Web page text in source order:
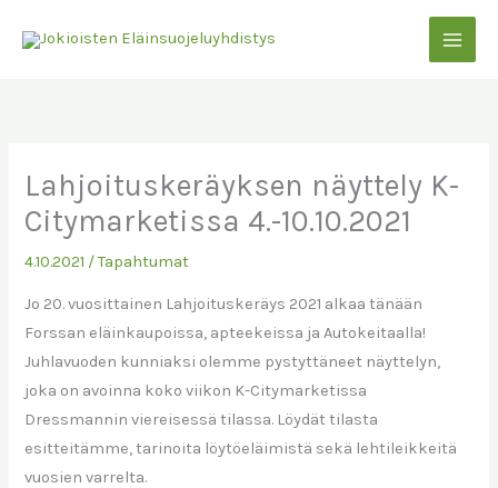
sisältöön
Lahjoituskeräyksen näyttely K-
Citymarketissa 4.-10.10.2021
4.10.2021 /Tapahtumat
Jo 20. vuosittainen Lahjoituskeräys 2021 alkaa tänään
Forssan eläinkaupoissa, apteekeissa ja Autokeitaalla!
Juhlavuoden kunniaksi olemme pystyttäneet näyttelyn,
joka on avoinna koko viikon K-Citymarketissa
Dressmannin viereisessä tilassa. Löydät tilasta
esitteitämme, tarinoita löytöeläimistä sekä lehtileikkeitä
vuosien varrelta.